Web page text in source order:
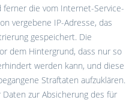
die vom Internet-Service-
vergebene IP-Adresse, das
gespeichert. Die
dem Hintergrund, dass nur so
werden kann, und diese
Straftaten aufzuklären.
zur Absicherung des für